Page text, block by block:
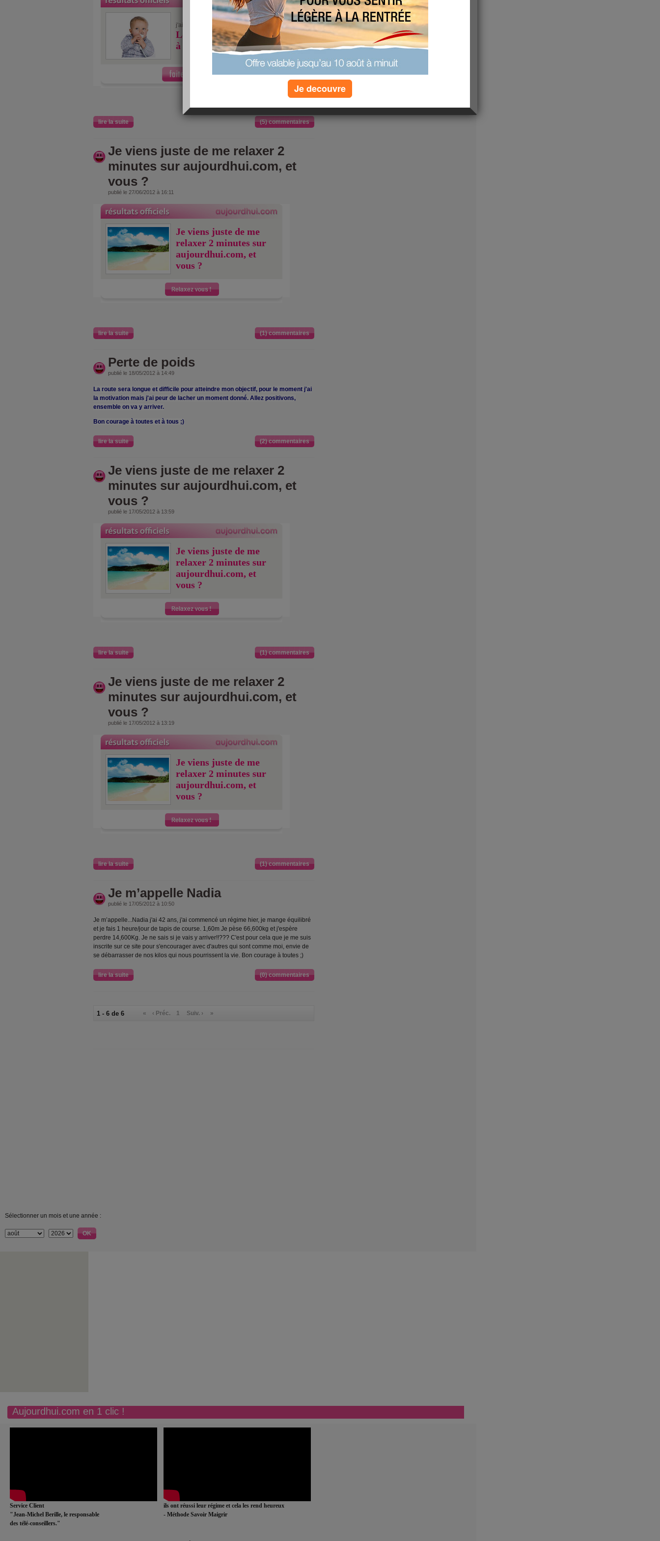
j'ai fait au quizz
Les 10 pièges à éviter
à la maison
»plus de quizz
lire la suite (5) commentaires
Je viens juste de me relaxer 2
minutes sur aujourdhui.com, et
vous ?
publié le 27/06/2012 à 16:11
Je viens juste de me
relaxer 2 minutes sur
aujourdhui.com, et
vous ?
lire la suite (1) commentaires
Perte de poids
publié le 18/05/2012 à 14:49
La route sera longue et difficile pour atteindre mon objectif, pour le moment j'ai
la motivation mais j'ai peur de lacher un moment donné. Allez positivons,
ensemble on va y arriver.
Bon courage à toutes et à tous ;)
lire la suite (2) commentaires
Je viens juste de me relaxer 2
minutes sur aujourdhui.com, et
vous ?
publié le 17/05/2012 à 13:59
Je viens juste de me
relaxer 2 minutes sur
aujourdhui.com, et
vous ?
lire la suite (1) commentaires
Je viens juste de me relaxer 2
minutes sur aujourdhui.com, et
vous ?
publié le 17/05/2012 à 13:19
Je viens juste de me
relaxer 2 minutes sur
aujourdhui.com, et
vous ?
lire la suite (1) commentaires
Je m’appelle Nadia
publié le 17/05/2012 à 10:50
Je m’appelle...Nadia j'ai 42 ans, j'ai commencé un régime hier, je mange équilibré
et je fais 1 heure/jour de tapis de course. 1,60m Je pèse 66,600kg et j'espère
perdre 14,600Kg. Je ne sais si je vais y arriver!!??? C'est pour cela que je me suis
inscrite sur ce site pour s'encourager avec d'autres qui sont comme moi, envie de
se débarrasser de nos kilos qui nous pourrissent la vie. Bon courage à toutes ;)
lire la suite (0) commentaires
1 - 6 de 6 « ‹ Préc. 1 Suiv. › »
Sélectionner un mois et une année :
Aujourdhui.com en 1 clic !
Service Client
"Jean-Michel Berille, le responsable
des télé-conseillers."
ils ont réussi leur régime et cela les rend heureux
- Méthode Savoir Maigrir
Je decouvre